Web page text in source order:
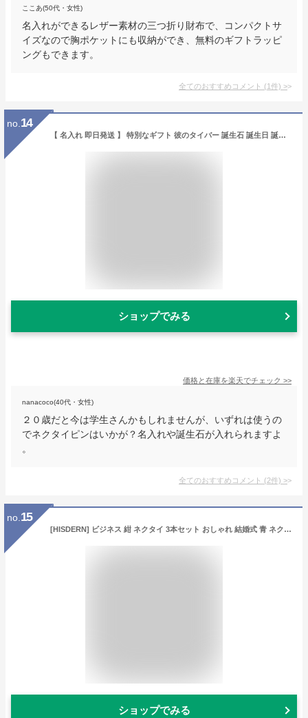
ここあ(50代・女性)
名入れができるレザー素材の三つ折り財布で、コンパクトサ
イズなので胸ポケットにも収納ができ、無料のギフトラッピ
ングもできます。
全てのおすすめコメント (1件) >
no. 14
【 名入れ 即日発送 】 特別なギフト 彼のタイバー 誕生石 誕生日 誕生月 名入れ 刻印 ネクタイピン タイピン メンズ ギフト 新生活 就職祝い 男性 卒業式 入学式 転職祝い お祝い返し プレゼント 彼氏 上司 同僚 お父さん 誕生石 [M便 1/1]
ショップでみる
価格と在庫を楽天でチェック >>
nanacoco(40代・女性)
２０歳だと今は学生さんかもしれませんが、いずれは使うの
でネクタイピンはいかが？名入れや誕生石が入れられますよ
。
全てのおすすめコメント (2件) >
no. 15
[HISDERN] ビジネス 紺 ネクタイ 3本セット おしゃれ 結婚式 青 ネクタイ チーフ メンズ フォーマル プレゼント洗えるT3-01
ショップでみる